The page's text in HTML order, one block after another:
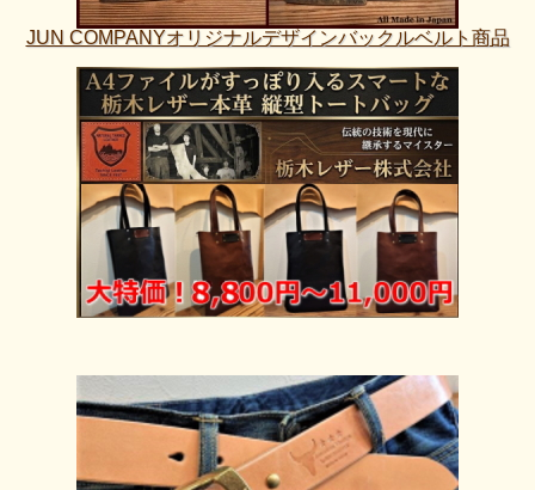
JUN COMPANYオリジナルデザインバックルベルト商品